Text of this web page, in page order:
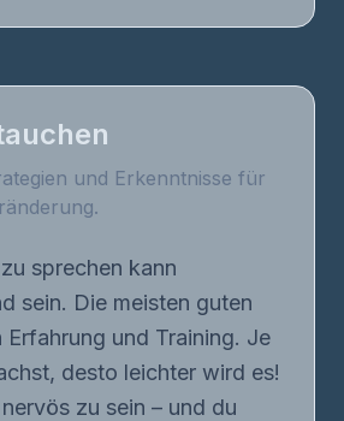
und Erkenntnisse für
sprechen kann
sein. Die meisten guten
Erfahrung und Training. Je
desto leichter wird es!
zu sein – und du